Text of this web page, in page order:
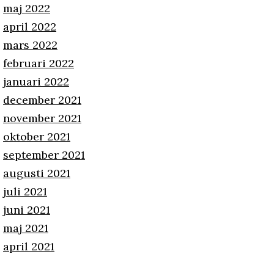
maj 2022
april 2022
mars 2022
februari 2022
januari 2022
december 2021
november 2021
oktober 2021
september 2021
augusti 2021
juli 2021
juni 2021
maj 2021
april 2021